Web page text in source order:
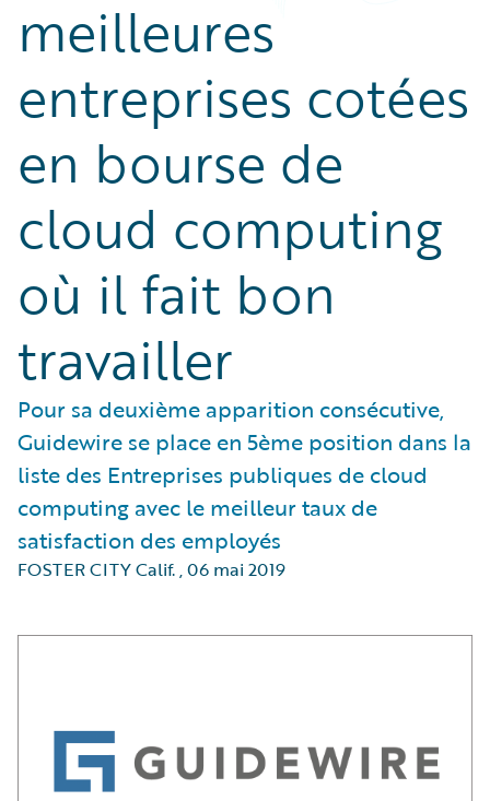
meilleures
entreprises cotées
en bourse de
cloud computing
où il fait bon
travailler
Pour sa deuxième apparition consécutive,
Guidewire se place en 5ème position dans la
liste des Entreprises publiques de cloud
computing avec le meilleur taux de
satisfaction des employés
FOSTER CITY Calif.,06 mai 2019